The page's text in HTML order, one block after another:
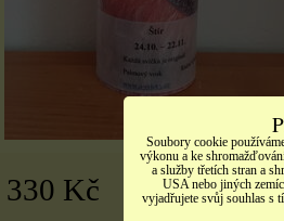
330 Kč
DO KOŠÍKU
Etikety pro
školu i
13
ks
Soubory cookie
výkonu a ke
a služby třetích stran a
USA nebo jiných
vyjadřujete svůj souhlas s